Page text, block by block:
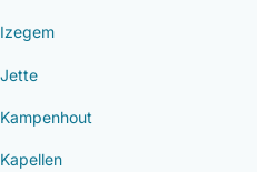
Izegem
Jette
Kampenhout
Kapellen